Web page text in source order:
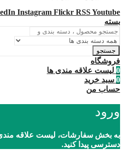
Instagram Flickr RSSYoutube
بسته
جستجو
فروشگاه
0 لیست علاقه مندی ها
0 سبد خرید
حساب من
ورود
به بخش سفارشات، لیست علاقه مندی
دسترسی پیدا کنید.